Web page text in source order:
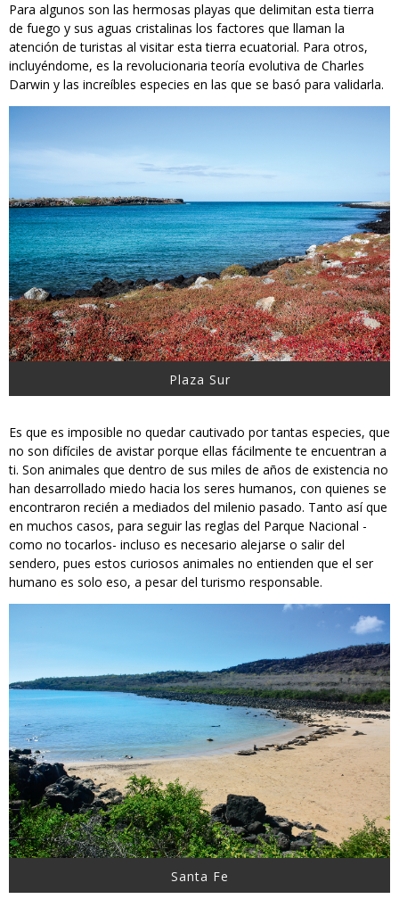
Para algunos son las hermosas playas que delimitan esta tierra
de fuego y sus aguas cristalinas los factores que llaman la
atención de turistas al visitar esta tierra ecuatorial. Para otros,
incluyéndome, es la revolucionaria teoría evolutiva de Charles
Darwin y las increíbles especies en las que se basó para validarla.
Plaza Sur
Es que es imposible no quedar cautivado por tantas especies, que
no son difíciles de avistar porque ellas fácilmente te encuentran a
ti. Son animales que dentro de sus miles de años de existencia no
han desarrollado miedo hacia los seres humanos, con quienes se
encontraron recién a mediados del milenio pasado. Tanto así que
en muchos casos, para seguir las reglas del Parque Nacional -
como no tocarlos- incluso es necesario alejarse o salir del
sendero, pues estos curiosos animales no entienden que el ser
humano es solo eso, a pesar del turismo responsable.
Santa Fe